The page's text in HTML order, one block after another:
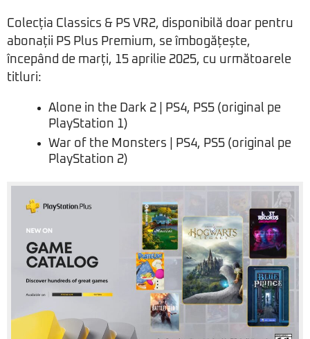
Colecția Classics & PS VR2, disponibilă doar pentru
abonații PS Plus Premium, se îmbogățește,
începând de marți, 15 aprilie 2025, cu următoarele
titluri:
Alone in the Dark 2 | PS4, PS5 (original pe
PlayStation 1)
War of the Monsters | PS4, PS5 (original pe
PlayStation 2)